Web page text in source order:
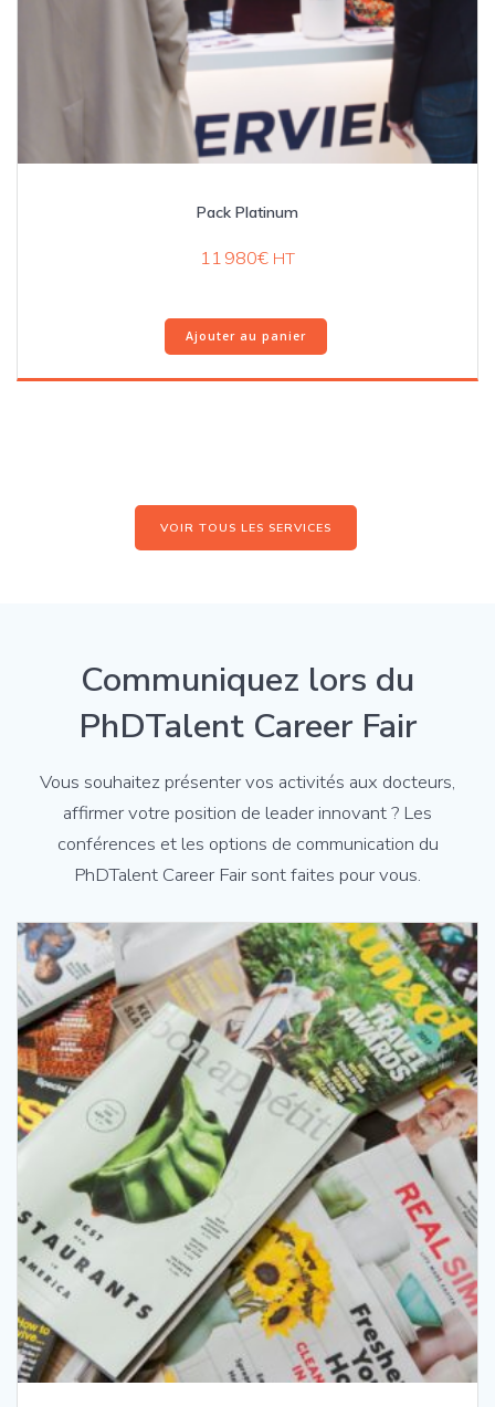
Pack Platinum
11 980€ HT
Ajouter au panier
VOIR TOUS LES SERVICES
Communiquez lors du
PhDTalent Career Fair
Vous souhaitez présenter vos activités aux docteurs,
affirmer votre position de leader innovant ? Les
conférences et les options de communication du
PhDTalent Career Fair sont faites pour vous.